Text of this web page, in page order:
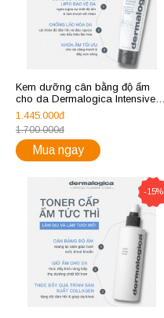
Kem dưỡng cân bằng độ ẩm
cho da Dermalogica Intensive
Moisture Balance 50ml
1.445.000đ
1.700.000đ
Mua ngay
-15%